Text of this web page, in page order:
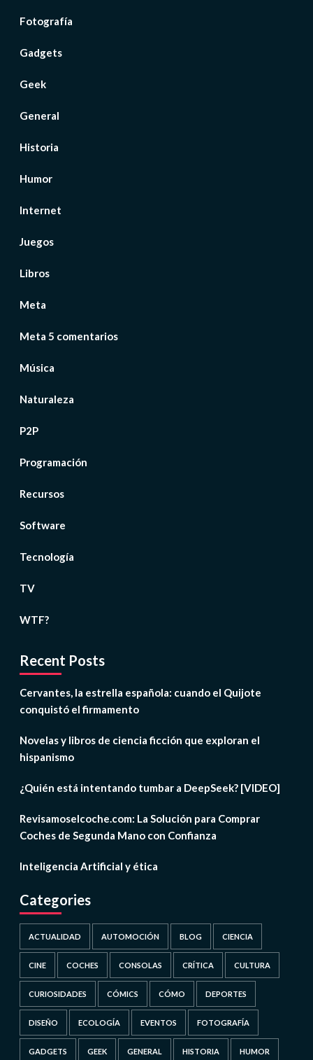
Fotografía
Gadgets
Geek
General
Historia
Humor
Internet
Juegos
Libros
Meta
Meta 5 comentarios
Música
Naturaleza
P2P
Programación
Recursos
Software
Tecnología
TV
WTF?
Recent Posts
Cervantes, la estrella española: cuando el Quijote
conquistó el firmamento
Novelas y libros de ciencia ficción que exploran el
hispanismo
¿Quién está intentando tumbar a DeepSeek? [VIDEO]
Revisamoselcoche.com: La Solución para Comprar
Coches de Segunda Mano con Confianza
Inteligencia Artificial y ética
Categories
ACTUALIDAD AUTOMOCIÓN BLOG CIENCIA
CINE COCHES CONSOLAS CRÍTICA CULTURA
CURIOSIDADES CÓMICS CÓMO DEPORTES
DISEÑO ECOLOGÍA EVENTOS FOTOGRAFÍA
GADGETS GEEK GENERAL HISTORIA HUMOR